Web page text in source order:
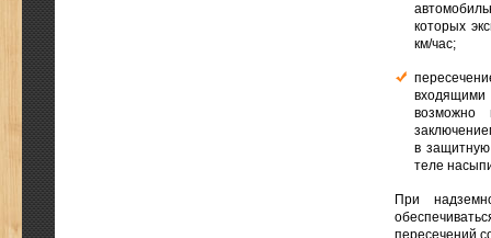
которых
км/час;
возможно
в защитную
теле
При
пересечений